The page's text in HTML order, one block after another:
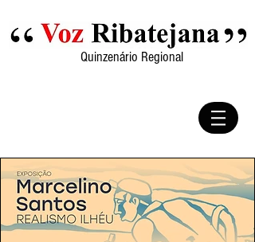
Quinzenário Regional